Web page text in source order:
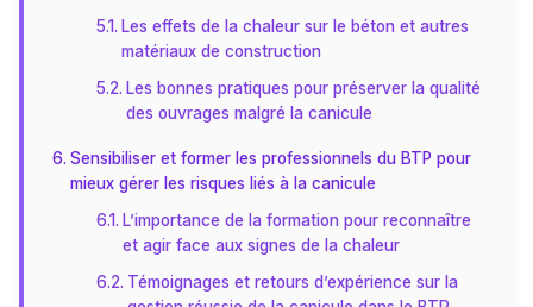
Les effets de la chaleur sur le béton et autres
matériaux de construction
Les bonnes pratiques pour préserver la qualité
des ouvrages malgré la canicule
Sensibiliser et former les professionnels du BTP pour
mieux gérer les risques liés à la canicule
L’importance de la formation pour reconnaître
et agir face aux signes de la chaleur
Témoignages et retours d’expérience sur la